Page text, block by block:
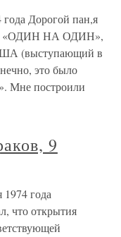
Дорогой пан,я
«ОДИН НА ОДИН»,
(выступающий в
это было
Мне построили
9
1974 года
что открытия